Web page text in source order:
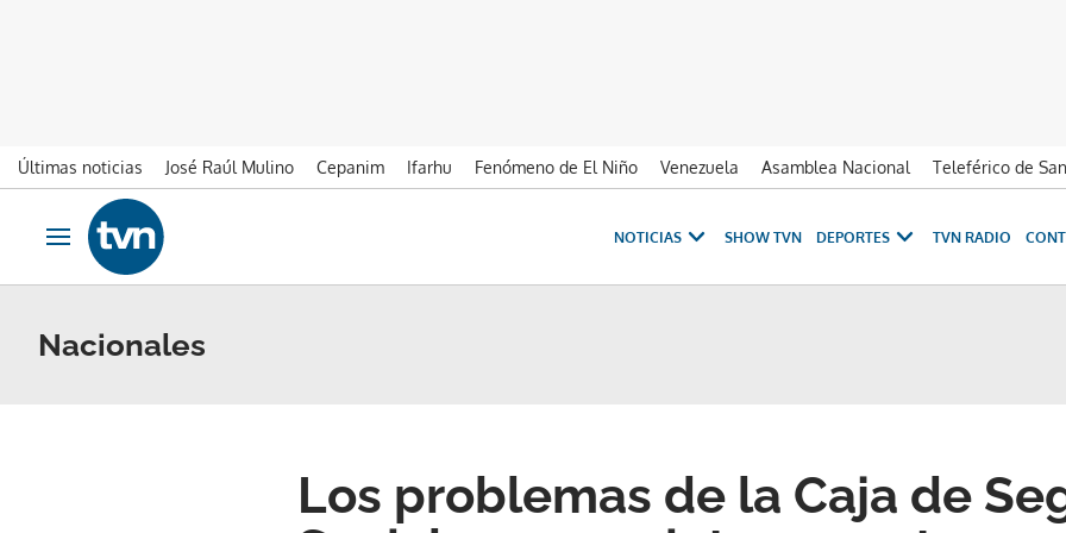
Últimas noticias José Raúl Mulino Cepanim Ifarhu Fenómeno de El Niño Venezuela Asamblea Nacional Teleférico de
Ir al contenido
Obrir navegació
NOTICIAS SHOW TVN DEPORTES TVN RADIO
Nacionales
Los problemas de la Caja de